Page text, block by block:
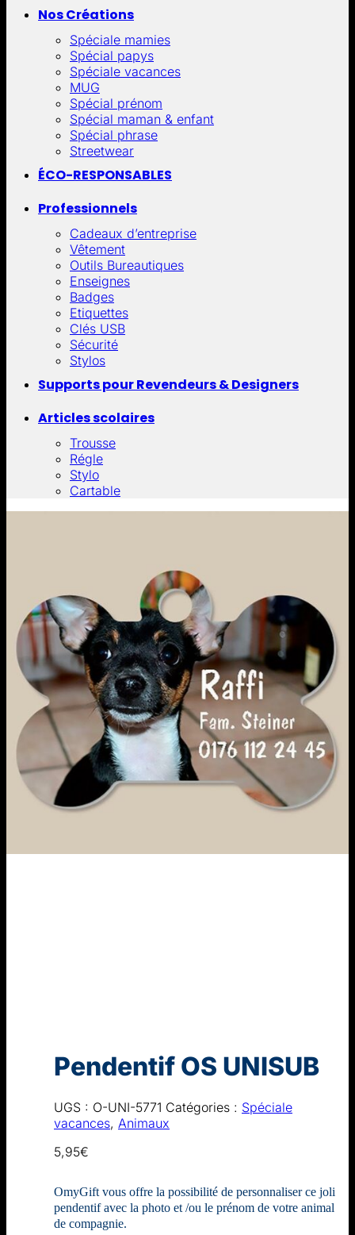
Nos Créations
Spéciale mamies
Spécial papys
Spéciale vacances
MUG
Spécial prénom
Spécial maman & enfant
Spécial phrase
Streetwear
ÉCO-RESPONSABLES
Professionnels
Cadeaux d’entreprise
Vêtement
Outils Bureautiques
Enseignes
Badges
Etiquettes
Clés USB
Sécurité
Stylos
Supports pour Revendeurs & Designers
Articles scolaires
Trousse
Régle
Stylo
Cartable
Pendentif OS UNISUB
UGS : O-UNI-5771 Catégories : Spéciale
vacances, Animaux
5,95€
OmyGift vous offre la possibilité de personnaliser ce joli
pendentif avec la photo et /ou le prénom de votre animal
de compagnie.